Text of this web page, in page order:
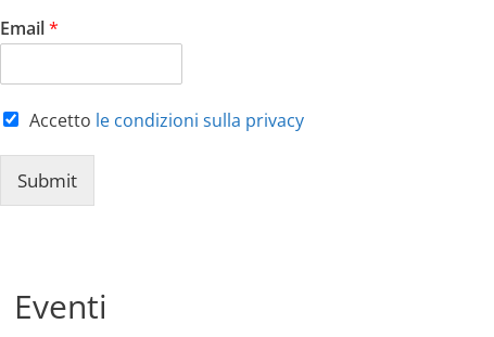
Email*
Accetto le condizioni sulla privacy
Submit
Eventi